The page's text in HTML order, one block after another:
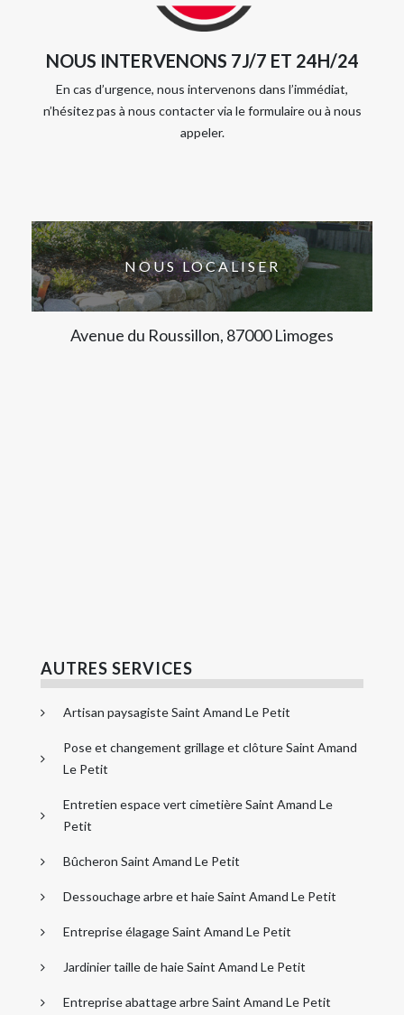
NOUS INTERVENONS 7J/7 ET 24H/24
En cas d’urgence, nous intervenons dans l’immédiat,
n’hésitez pas à nous contacter via le formulaire ou à nous
appeler.
NOUS LOCALISER
Avenue du Roussillon, 87000 Limoges
AUTRES SERVICES
Artisan paysagiste Saint Amand Le Petit
Pose et changement grillage et clôture Saint Amand
Le Petit
Entretien espace vert cimetière Saint Amand Le
Petit
Bûcheron Saint Amand Le Petit
Dessouchage arbre et haie Saint Amand Le Petit
Entreprise élagage Saint Amand Le Petit
Jardinier taille de haie Saint Amand Le Petit
Entreprise abattage arbre Saint Amand Le Petit